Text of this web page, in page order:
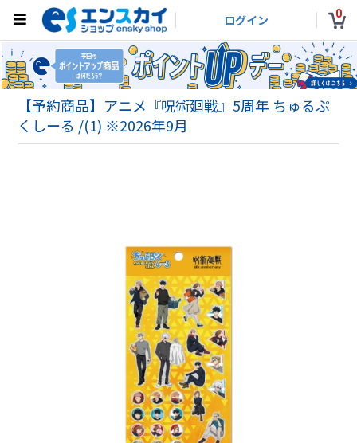
ログイン 0
【予約商品】アニメ『呪術廻戦』5周年 ちゅるぷ
くしーる /(1) ※2026年9月